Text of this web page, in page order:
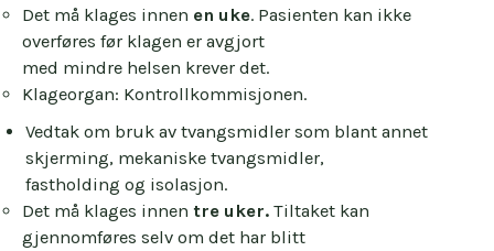
Det må klages innen en uke. Pasienten kan ikke
overføres før klagen er avgjort
med mindre helsen krever det.
Klageorgan: Kontrollkommisjonen.
Vedtak om bruk av tvangsmidler som blant annet
skjerming, mekaniske tvangsmidler,
fastholding og isolasjon.
Det må klages innen tre uker. Tiltaket kan
gjennomføres selv om det har blitt